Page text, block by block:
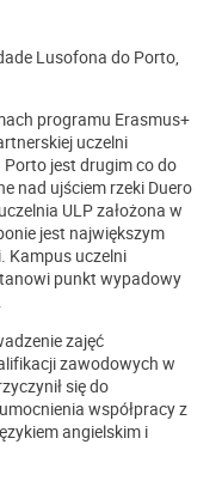
Lusofona do Porto,
programu Erasmus+
uczelni
jest drugim co do
nad ujściem rzeki Duero
ULP założona w
jest największym
Kampus uczelni
punkt wypadowy
zajęć
zawodowych w
się do
współpracy z
angielskim i